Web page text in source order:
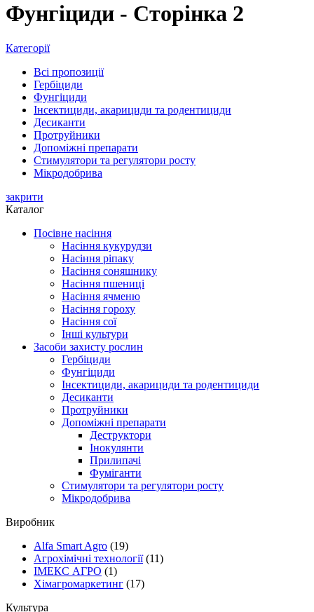
Фунгіциди - Сторінка 2
Категорії
Всі пропозиції
Гербіциди
Фунгіциди
Інсектициди, акарициди та родентициди
Десиканти
Протруйники
Допоміжні препарати
Стимулятори та регулятори росту
Мікродобрива
закрити
Каталог
Посівне насіння
Насіння кукурудзи
Насіння ріпаку
Насіння соняшнику
Насіння пшениці
Насіння ячменю
Насіння гороху
Насіння сої
Інші культури
Засоби захисту рослин
Гербіциди
Фунгіциди
Інсектициди, акарициди та родентициди
Десиканти
Протруйники
Допоміжні препарати
Деструктори
Інокулянти
Прилипачі
Фуміганти
Стимулятори та регулятори росту
Мікродобрива
Виробник
Alfa Smart Agro (19)
Агрохімічні технології (11)
ІМЕКС АГРО (1)
Хімагромаркетинг (17)
Культура